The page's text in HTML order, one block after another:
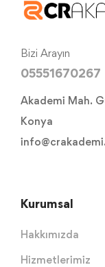
Bizi Arayın
05551670267
Akademi Mah.
Konya
Kurumsal
Hakkımızda
Hizmetlerimiz